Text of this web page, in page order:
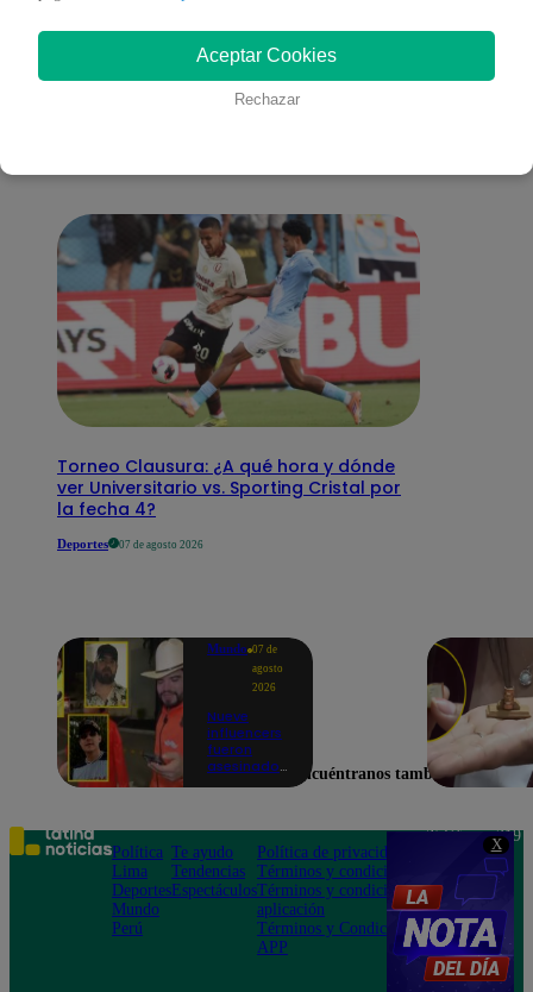
X
También te puede
Torneo Clausura: ¿A qué hora y dónde
ver Universitario vs. Sporting Cristal por
la fecha 4?
Deportes 07 de agosto 2026
Mundo 07 de
agosto
2026
Nueve
influencers
fueron
asesinados
el Cártel de
Sinaloa
Aceptar Cookies
Rechazar
Encuéntranos también en
Política
Lima
Deportes
Mundo
Perú
Te ayudo
Tendencias
Espectáculos
Política de privacidad
Términos y condiciones
Términos y condiciones
aplicación
Términos y Condiciones
APP
Teléfono: 219
Av. San
Felipe 968
Jesús María